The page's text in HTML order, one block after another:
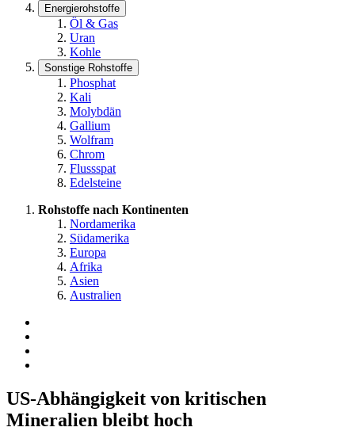
Energierohstoffe
Öl & Gas
Uran
Kohle
Sonstige Rohstoffe
Phosphat
Kali
Molybdän
Gallium
Wolfram
Chrom
Flussspat
Edelsteine
Rohstoffe nach Kontinenten
Nordamerika
Südamerika
Europa
Afrika
Asien
Australien
US-Abhängigkeit von kritischen
Mineralien bleibt hoch